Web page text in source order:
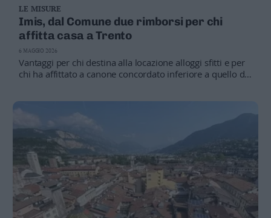
Business
Wire
Territori
Trento
Rovereto
Riva
Arco
Ledro
Lavis
–
LE MISURE
Imis, dal Comune due rimborsi per chi
affitta casa a Trento
Vantaggi per chi destina alla locazione alloggi sfitti e per
chi ha affittato a canone concordato inferiore a quello di
6 MAGGIO 2026